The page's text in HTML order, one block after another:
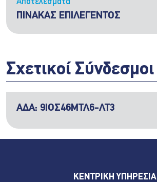
Αποτελέσματα
ΠΙΝΑΚΑΣ ΕΠΙΛΕΓΕΝΤΟΣ
Σχετικοί Σύνδεσμοι
ΑΔΑ: 9ΙΟΣ46ΜΤΛ6-ΛΤ3
ΚΕΝΤΡΙΚΗ ΥΠΗΡΕΣΙΑ